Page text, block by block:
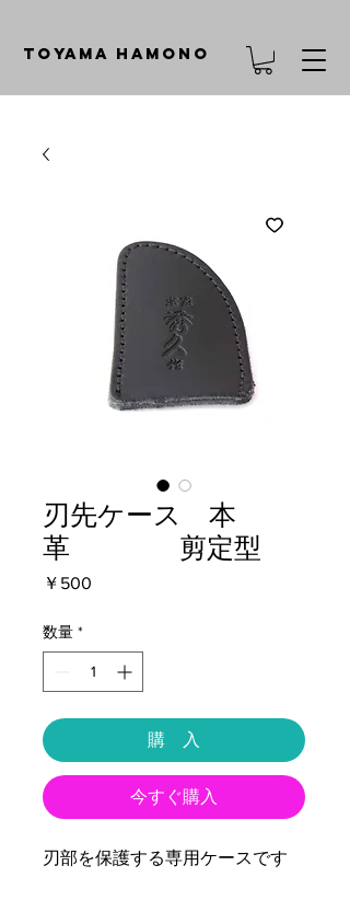
TOYAMA HAMONO
刃先ケース 本
革 剪定型
￥500
数量 *
購 入
今すぐ購入
刃部を保護する専用ケースです